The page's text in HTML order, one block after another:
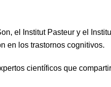
el Institut Pasteur y el
en los trastornos cognitivos.
científicos que